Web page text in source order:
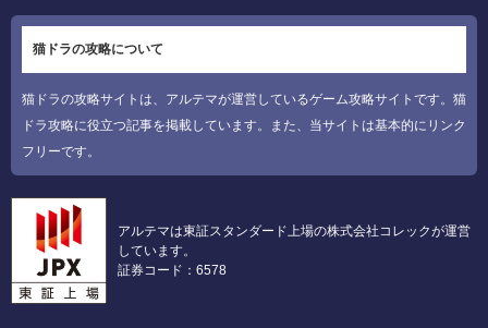
猫ドラの攻略について
猫ドラの攻略サイトは、アルテマが運営しているゲーム攻略サイトです。猫
ドラ攻略に役立つ記事を掲載しています。また、当サイトは基本的にリンク
フリーです。
アルテマは東証スタンダード上場の株式会社コレックが運営
しています。
証券コード：6578